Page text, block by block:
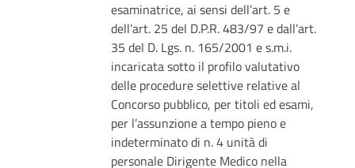
esaminatrice, ai sensi dell’art. 5 e
dell’art. 25 del D.P.R. 483/97 e dall’art.
35 del D. Lgs. n. 165/2001 e s.m.i.
incaricata sotto il profilo valutativo
delle procedure selettive relative al
Concorso pubblico, per titoli ed esami,
per l’assunzione a tempo pieno e
indeterminato di n. 4 unità di
personale Dirigente Medico nella